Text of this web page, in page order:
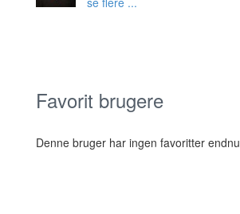
Favorit brugere
Denne bruger har ingen favoritter endnu